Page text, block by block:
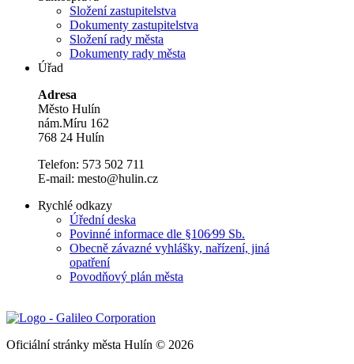
Složení zastupitelstva
Dokumenty zastupitelstva
Složení rady města
Dokumenty rady města
Úřad
Adresa
Město Hulín
nám.Míru 162
768 24 Hulín
Telefon: 573 502 711
E-mail: mesto@hulin.cz
Rychlé odkazy
Úřední deska
Povinné informace dle §106⁄99 Sb.
Obecně závazné vyhlášky, nařízení, jiná
opatření
Povodňový plán města
Oficiální stránky města Hulín © 2026